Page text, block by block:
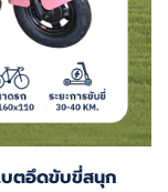
บตอึดขับขี่สนุก